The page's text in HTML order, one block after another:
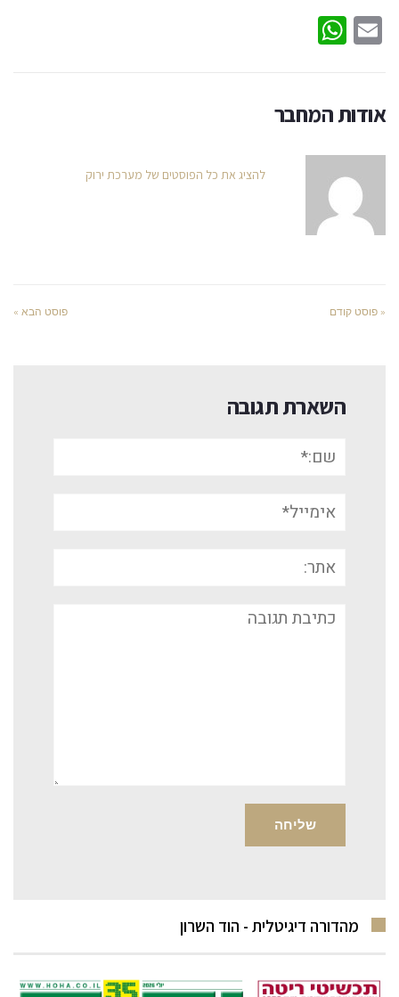
Email
אודות המחבר
להציג את כל הפוסטים של מערכת ירוק
« פוסט קודם פוסט הבא »
השארת תגובה
אימייל*
תגובה
מהדורה דיגיטלית - הוד השרון